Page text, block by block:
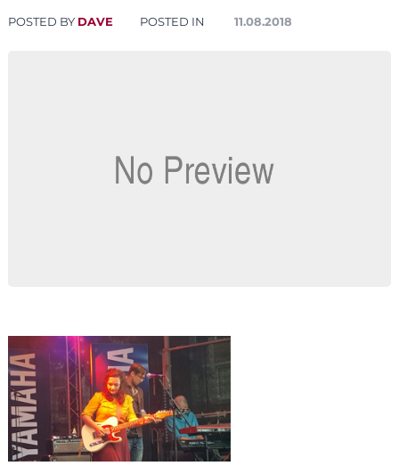
POSTED BY DAVE POSTED IN 11.08.2018